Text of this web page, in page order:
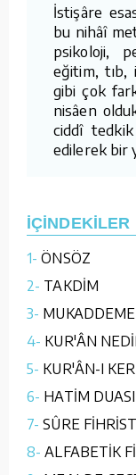
İstişâre
bu nihâî
psikoloji,
eğitim, tıb,
gibi çok
nisâen
ciddî
edilerek bir
İÇİNDEKİLER
1-ÖNSÖZ
2- TAKDİM
3- MUKADDEME
4- KUR'ÂN
5- KUR'ÂN-I
6- HATİM DUASI
7-SÛRE
8-ALFABETİK